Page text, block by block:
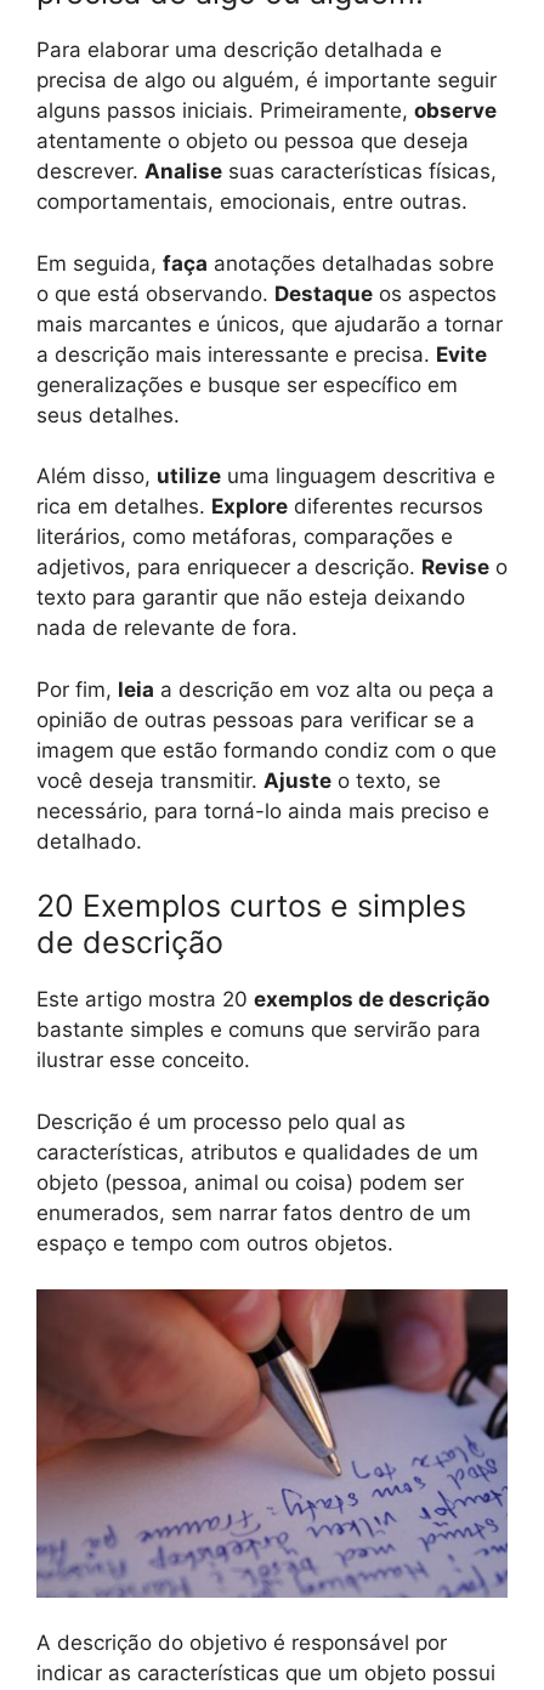
Para elaborar uma descrição detalhada e
precisa de algo ou alguém, é importante seguir
alguns passos iniciais. Primeiramente, observe
atentamente o objeto ou pessoa que deseja
descrever. Analise suas características físicas,
comportamentais, emocionais, entre outras.
Em seguida, faça anotações detalhadas sobre
o que está observando. Destaque os aspectos
mais marcantes e únicos, que ajudarão a tornar
a descrição mais interessante e precisa. Evite
generalizações e busque ser específico em
seus detalhes.
Além disso, utilize uma linguagem descritiva e
rica em detalhes. Explore diferentes recursos
literários, como metáforas, comparações e
adjetivos, para enriquecer a descrição. Revise o
texto para garantir que não esteja deixando
nada de relevante de fora.
Por fim, leia a descrição em voz alta ou peça a
opinião de outras pessoas para verificar se a
imagem que estão formando condiz com o que
você deseja transmitir. Ajuste o texto, se
necessário, para torná-lo ainda mais preciso e
detalhado.
20 Exemplos curtos e simples
de descrição
Este artigo mostra 20 exemplos de descrição
bastante simples e comuns que servirão para
ilustrar esse conceito.
Descrição é um processo pelo qual as
características, atributos e qualidades de um
objeto (pessoa, animal ou coisa) podem ser
enumerados, sem narrar fatos dentro de um
espaço e tempo com outros objetos.
A descrição do objetivo é responsável por
indicar as características que um objeto possui